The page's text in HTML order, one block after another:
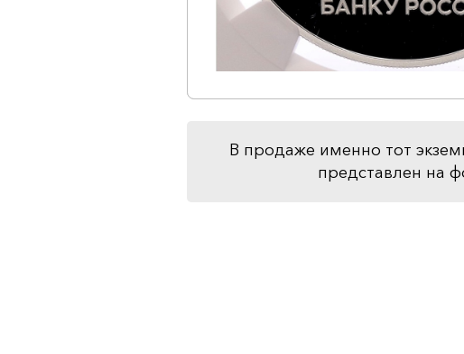
В продаже именно тот
представлен на